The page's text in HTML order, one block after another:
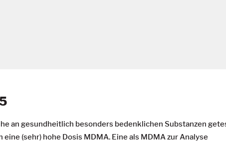
an gesundheitlich besonders bedenklichen Substanzen
(sehr) hohe Dosis MDMA. Eine als MDMA zur Analyse